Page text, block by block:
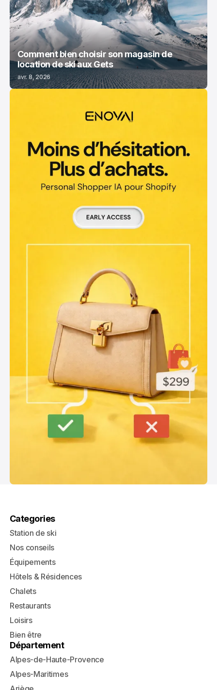
Comment bien choisir son magasin de
location de ski aux Gets
avr. 8, 2026
Categories
Station de ski
Nos conseils
Équipements
Hôtels & Résidences
Chalets
Restaurants
Loisirs
Bien être
Département
Alpes-de-Haute-Provence
Alpes-Maritimes